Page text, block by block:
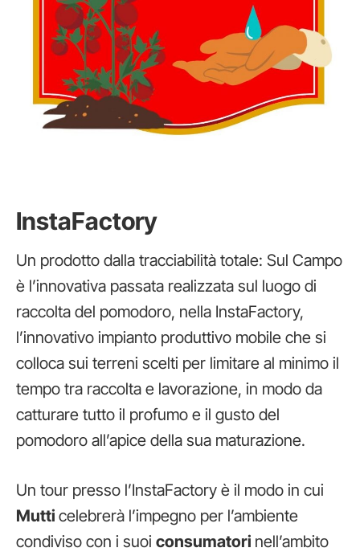
InstaFactory
Un prodotto dalla tracciabilità totale: Sul Campo
è l’innovativa passata realizzata sul luogo di
raccolta del pomodoro, nella InstaFactory,
l’innovativo impianto produttivo mobile che si
colloca sui terreni scelti per limitare al minimo il
tempo tra raccolta e lavorazione, in modo da
catturare tutto il profumo e il gusto del
pomodoro all’apice della sua maturazione.
Un tour presso l’InstaFactory è il modo in cui
Mutti celebrerà l’impegno per l’ambiente
condiviso con i suoi consumatori nell’ambito